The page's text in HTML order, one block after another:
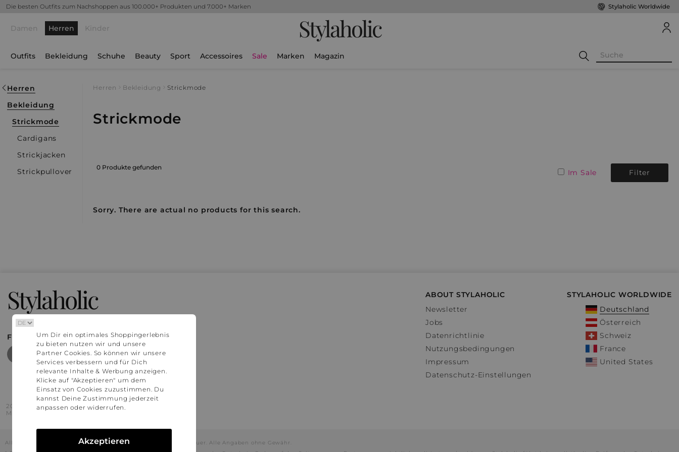
Die besten Outfits zum Nachshoppen aus 100.000+ Produkten und 7.000+ Marken Stylaholic Worldwide
Damen Herren Kinder Stylaholic
Outfits Bekleidung Schuhe Beauty Sport Accessoires Sale Marken Magazin
Herren
Bekleidung
Strickmode
Cardigans
Strickjacken
Strickpullover
Herren Bekleidung Strickmode
Strickmode
0 Produkte gefunden
Im Sale Filter
Sorry. There are actual no products for this search.
Stylaholic
FIND MORE INSPIRATION
ABOUT STYLAHOLIC
Newsletter
Jobs
Datenrichtlinie
Nutzungsbedingungen
Impressum
Datenschutz-Einstellungen
STYLAHOLIC WORLDWIDE
Deutschland
Österreich
Schweiz
France
United States
2016 - 2026 © Stylaholic.
Made for you with love in munich.
Alle Preise inkl. der jeweils geltenden gesetzlichen Mehrwertsteuer. Alle Angaben ohne Gewähr.
Um Dir ein optimales Shoppingerlebnis
zu bieten nutzen wir und unsere
Partner Cookies. So können wir unsere
Services verbessern und für Dich
relevante Inhalte & Werbung anzeigen.
Klicke auf "Akzeptieren" um dem
Einsatz von Cookies zuzustimmen. Du
kannst Deine Zustimmung jederzeit
anpassen oder widerrufen.
Akzeptieren